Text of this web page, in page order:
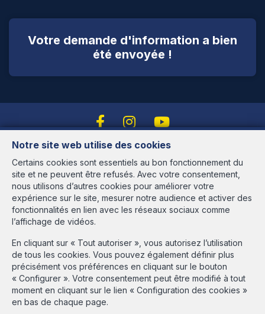
Votre demande d'information a bien
été envoyée !
Notre site web utilise des cookies
Certains cookies sont essentiels au bon fonctionnement du
site et ne peuvent être refusés. Avec votre consentement,
nous utilisons d’autres cookies pour améliorer votre
expérience sur le site, mesurer notre audience et activer des
fonctionnalités en lien avec les réseaux sociaux comme
l’affichage de vidéos.
En cliquant sur « Tout autoriser », vous autorisez l’utilisation
de tous les cookies. Vous pouvez également définir plus
précisément vos préférences en cliquant sur le bouton
« Configurer ». Votre consentement peut être modifié à tout
moment en cliquant sur le lien « Configuration des cookies »
en bas de chaque page.
Immo ABITA
Avenue des Cerisiers, 95
1200 Woluwé-St-Lambert
Opening hours
Monday to Friday from 9:30 am to 6:00 pm
and Saturday from 9:30 am to 1:30 pm on appointment
IPI authorized real estate agent in Belgium under number 513.516 -
Company number: BE-437.981.526 - rpm Brussels Control body:
IPI, rue du Luxembourg 16B, 1000 Brussels - Subject to the IPI
code of ethics:www.ipi.be